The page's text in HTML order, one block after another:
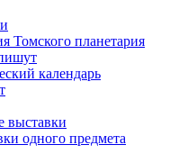
Томского планетария
календарь
выставки
одного предмета